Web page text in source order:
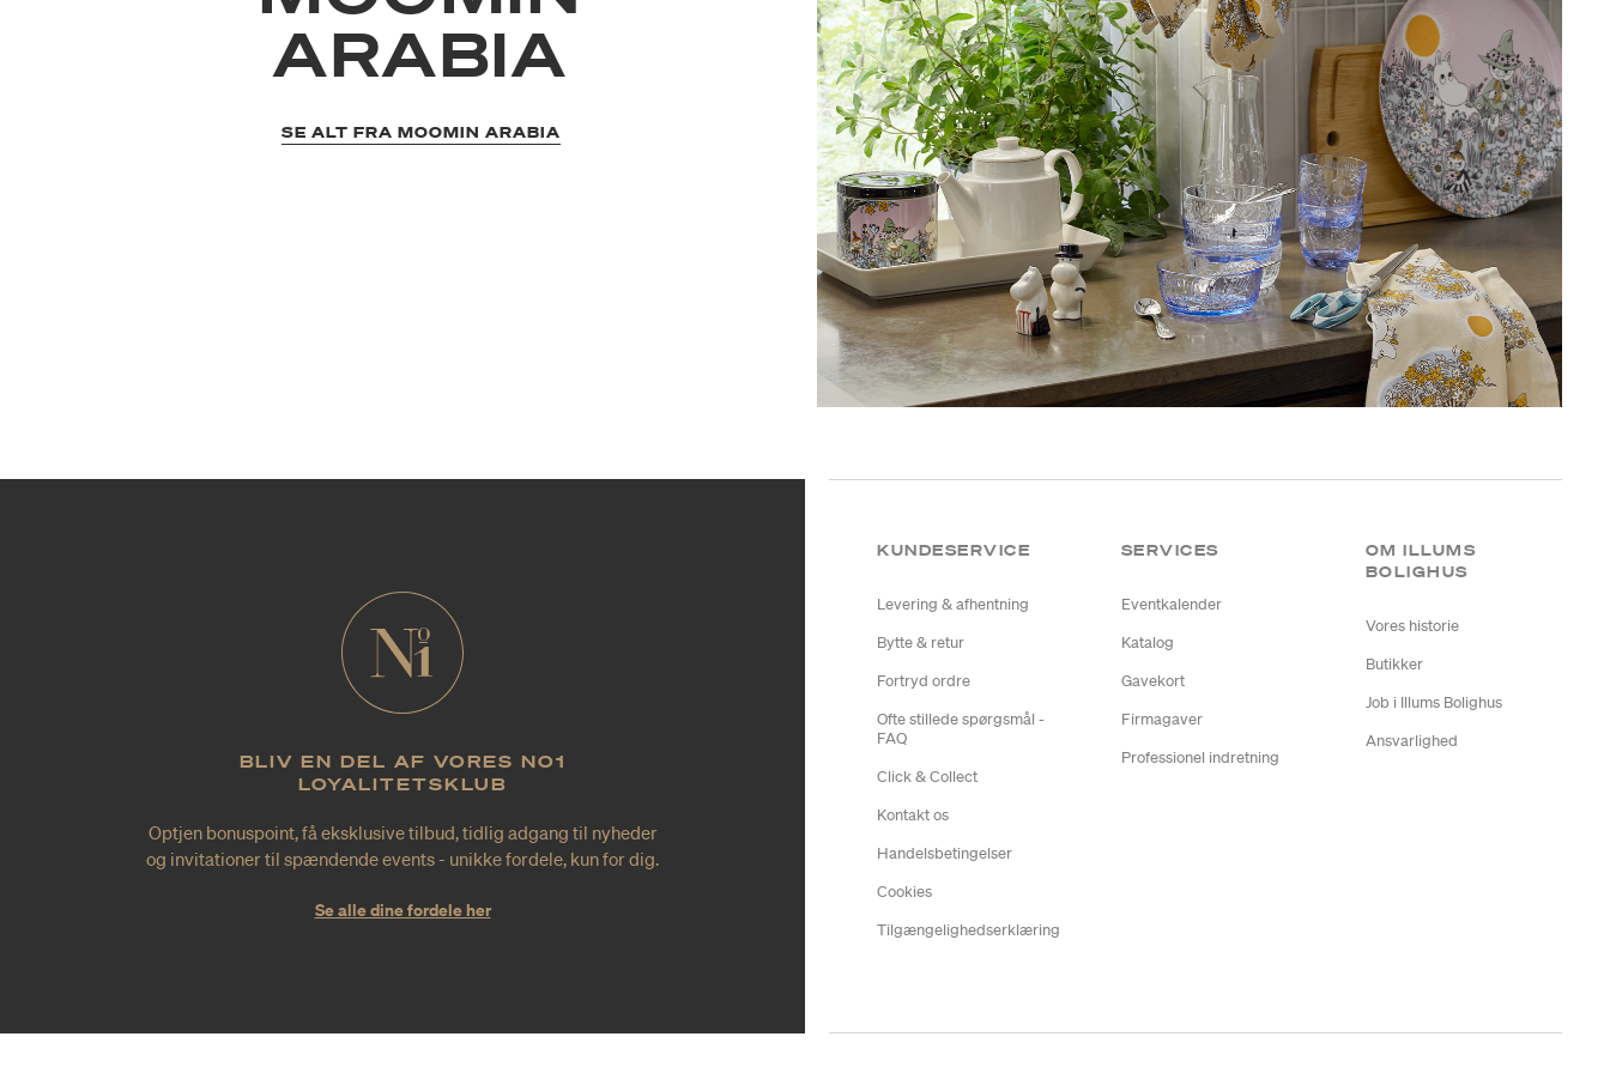
ARABIA
SE ALT FRA MOOMIN ARABIA
BLIV EN DEL AF VORES NO1
LOYALITETSKLUB
Optjen bonuspoint, få eksklusive tilbud, tidlig adgang til nyheder
og invitationer til spændende events - unikke fordele, kun for dig.
Se alle dine fordele her
KUNDESERVICE
Levering & afhentning
Bytte & retur
Fortryd ordre
Ofte stillede spørgsmål -
FAQ
Click & Collect
Kontakt os
Handelsbetingelser
Cookies
Tilgængelighedserklæring
SERVICES
Eventkalender
Katalog
Gavekort
Firmagaver
Professionel indretning
OM ILLUMS
BOLIGHUS
Vores historie
Butikker
Job i Illums Bolighus
Ansvarlighed